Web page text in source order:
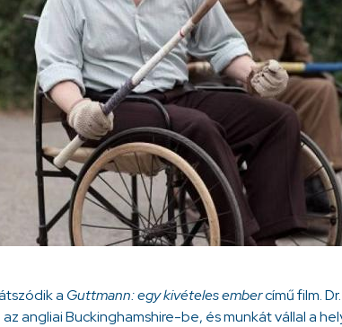
a Guttmann: egy kivételes embercímű film.
angliai Buckinghamshire-be, és munkát vállal a